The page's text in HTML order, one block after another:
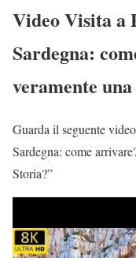
Video Visita a
Sardegna:
veramente
Guarda il seguente
Sardegna: come
Storia?”